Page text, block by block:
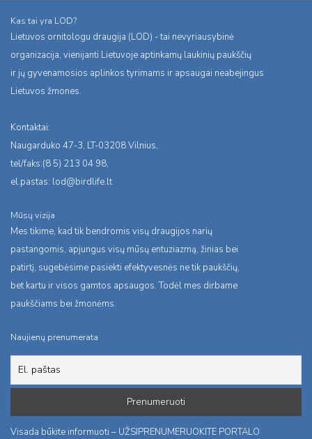
Kas tai yra LOD?
Lietuvos ornitologu draugija (LOD) - tai nevyriausybinė
organizacija, vienijanti Lietuvoje aptinkamų laukinių paukščių
ir jų gyvenamosios aplinkos tyrimams ir apsaugai neabejingus
Lietuvos žmones.
Kontaktai:
Naugarduko 47-3, LT-03208 Vilnius,
tel/faks:(8 5) 213 04 98,
el.pastas: lod@birdlife.lt
Mūsų vizija
Mes tikime, kad tik bendromis visų draugijos narių
pastangomis, apjungus visų mūsų entuziazmą, žinias bei
patirtį, sugebėsime pasiekti efektyvesnės ne tik paukščių,
bet kartu ir visos gamtos apsaugos. Todėl mes dirbame
paukščiams bei žmonėms.
Naujienų prenumerata
Visada būkite informuoti – UŽSIPRENUMERUOKITE PORTALO